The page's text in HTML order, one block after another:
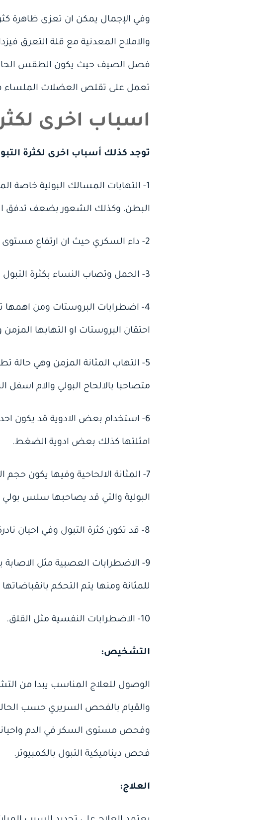
وفي الإجمال يمكن ان تعزى ظاهرة
والاملاح المعدنية مع قلة التعرق
فصل الصيف حيث يكون الطقس الحار
تعمل على تقلص العضلات الملساء
اسباب اخرى
توجد كذلك أسباب اخرى لكثرة
1- التهابات المسالك البولية خاصة
البطن، وكذلك الشعور بضعف تدفق
2- داء السكري حيث ان ارتفاع مستوى السكر في الدم احد اسباب ادرار البول وقد يكون اول اعراض الاصابة بهذا الداء.
3- الحمل وتصاب النساء بكثرة التبول في بداية الحمل نتيجة لازدياد حجم الرحم الذي يضغط بدوره على المثانة البولية.
4- اضطرابات البروستات ومن اهمها
احتقان البروستات او التهابها
5- التهاب المثانة المزمن وهي حالة
متصاحبا بالالحاح البولي والام اسفل
6- استخدام بعض الادوية قد يكون
امثلتها كذلك بعض ادوية الضغط.
7- المثانة الالحاحية وفيها يكون
البولية والتي قد يصاحبها سلس
8- قد تكون كثرة التبول وفي احيان نادرة احد اعراض الاصابة باورام المثانة او وجود حصوات بولية.
9- الاضطرابات العصبية مثل
للمثانة ومنها يتم التحكم
10- الاضطرابات النفسية مثل القلق.
التشخيص:
الوصول للعلاج المناسب يبدا من
والقيام بالفحص السريري حسب
وفحص مستوى السكر في الدم واحيانا
فحص ديناميكية التبول بالكمبيوتر.
العلاج: